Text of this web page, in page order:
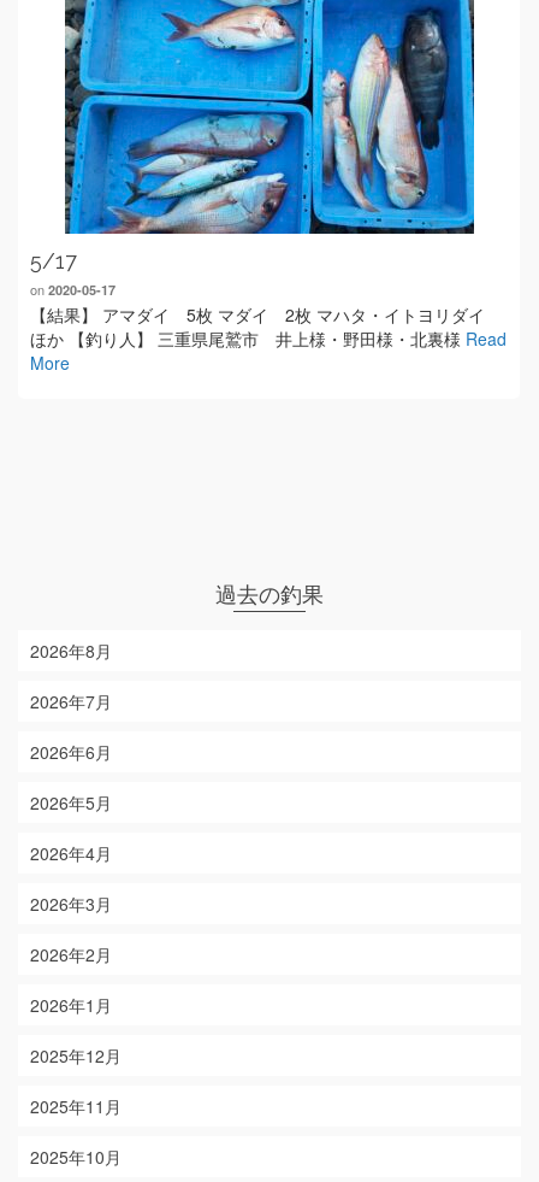
5/17
on 2020-05-17
【結果】 アマダイ 5枚 マダイ 2枚 マハタ・イトヨリダイ
ほか 【釣り人】 三重県尾鷲市 井上様・野田様・北裏様 Read
More
過去の釣果
2026年8月
2026年7月
2026年6月
2026年5月
2026年4月
2026年3月
2026年2月
2026年1月
2025年12月
2025年11月
2025年10月